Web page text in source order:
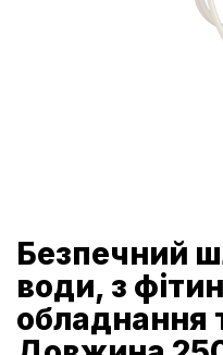
Безпечний
води, з
обладнання